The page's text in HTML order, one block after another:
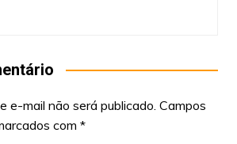
e-mail não será publicado. Campos
com *